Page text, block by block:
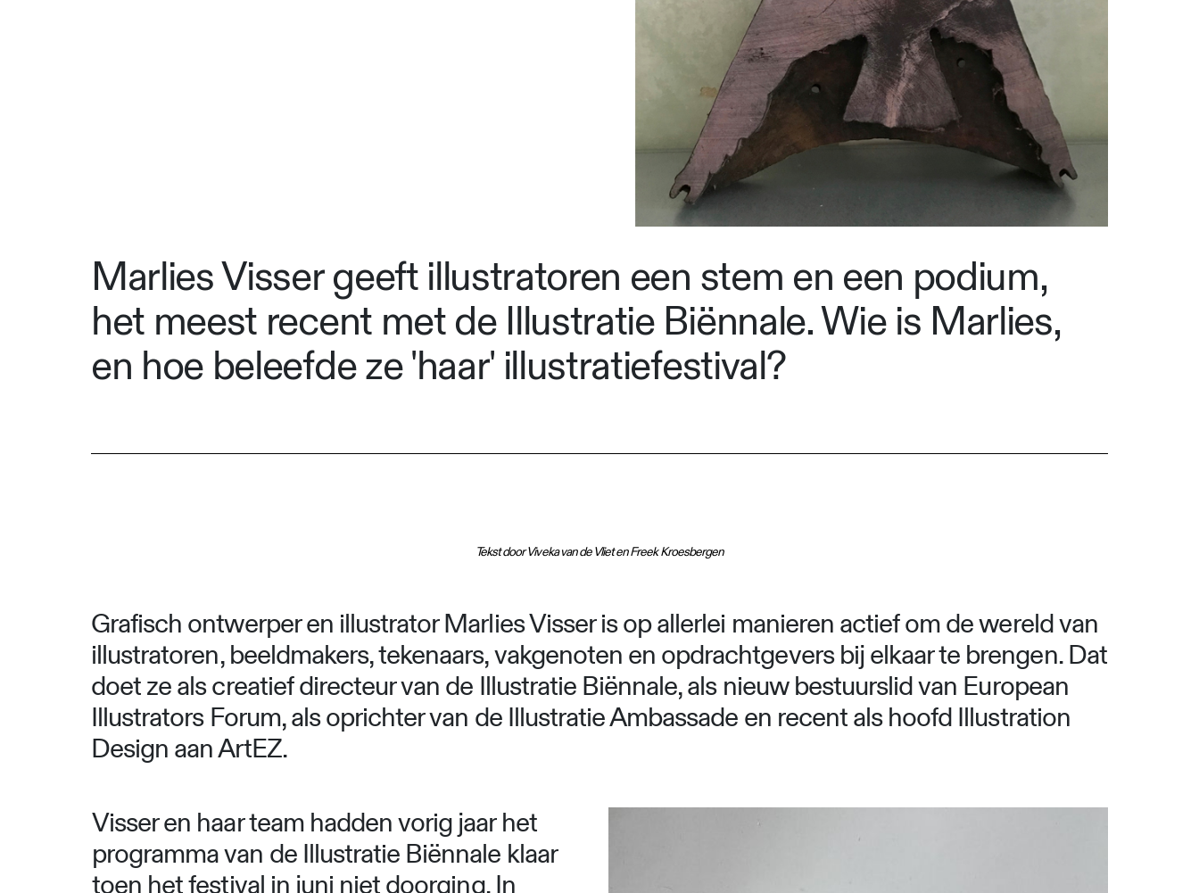
Marlies Visser geeft illustratoren een stem en een podium,
het meest recent met de Illustratie Biënnale. Wie is Marlies,
en hoe beleefde ze 'haar' illustratiefestival?
Tekst door Viveka van de Vliet en Freek Kroesbergen
Grafisch ontwerper en illustrator Marlies Visser is op allerlei manieren actief om de wereld van
illustratoren, beeldmakers, tekenaars, vakgenoten en opdrachtgevers bij elkaar te brengen. Dat
doet ze als creatief directeur van de Illustratie Biënnale, als nieuw bestuurslid van European
Illustrators Forum, als oprichter van de Illustratie Ambassade en recent als hoofd Illustration
Design aan ArtEZ.
Visser en haar team hadden vorig jaar het
programma van de Illustratie Biënnale klaar
toen het festival in juni niet doorging. In